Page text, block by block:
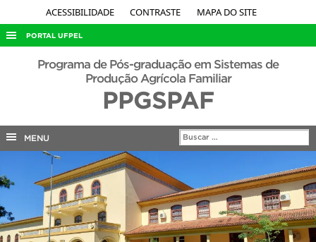
ACESSIBILIDADE CONTRASTE MAPA DO SITE
PORTAL UFPEL
ACESSO À INFORMAÇÃO
EDITAIS
INTERNACIONAL
OUVIDORIA
PORTARIAS
Programa de Pós-graduação em Sistemas de
Produção Agrícola Familiar
PPGSPAF
MENU